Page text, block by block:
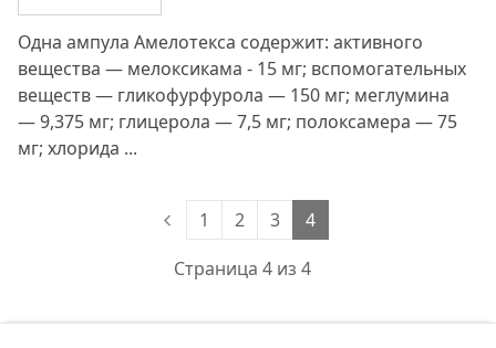
Одна ампула Амелотекса содержит: активного
вещества — мелоксикама - 15 мг; вспомогательных
веществ — гликофурфурола — 150 мг; меглумина
— 9,375 мг; глицерола — 7,5 мг; полоксамера — 75
мг; хлорида ...
Страница 4 из 4
1 2 3 4